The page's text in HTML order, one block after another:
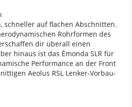
schneller auf flachen Abschnitten.
Rohrformen des
dir überall einen
hinaus ist das Émonda SLR für
Performance an der Front
Aeolus RSL Lenker-Vorbau-